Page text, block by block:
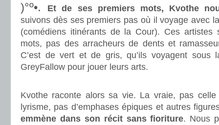
)°º•.
Et de ses premiers mots, Kvothe
suivons dès ses premiers pas où il voyage avec
(comédiens itinérants de la Cour). Ces artistes
mots, pas des arracheurs de dents et
C’est de vert et de gris, qu’ils voyagent sous
GreyFallow pour jouer leurs arts.
Kvothe raconte alors sa vie. La vraie, pas
lyrisme, pas d’emphases épiques et autres
emmène dans son récit sans fioriture. Nous